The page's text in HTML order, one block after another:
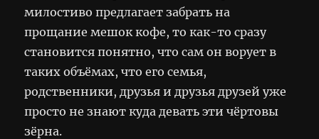
милостиво предлагает забрать на
прощание мешок кофе, то как-то сразу
становится понятно, что сам он ворует в
таких объёмах, что его семья,
родственники, друзья и друзья друзей уже
просто не знают куда девать эти чёртовы
зёрна.